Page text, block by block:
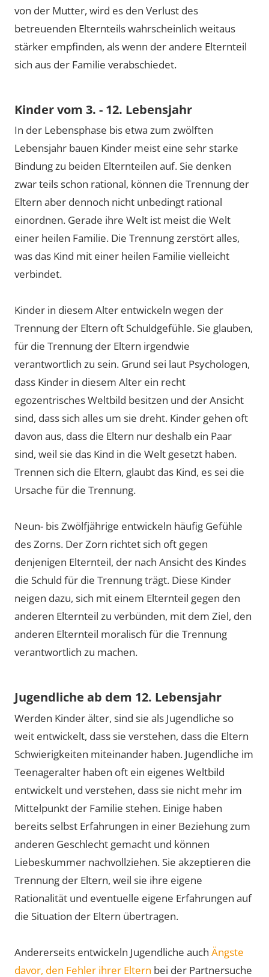
von der Mutter, wird es den Verlust des
betreuenden Elternteils wahrscheinlich weitaus
stärker empfinden, als wenn der andere Elternteil
sich aus der Familie verabschiedet.
Kinder vom 3. - 12. Lebensjahr
In der Lebensphase bis etwa zum zwölften
Lebensjahr bauen Kinder meist eine sehr starke
Bindung zu beiden Elternteilen auf. Sie denken
zwar teils schon rational, können die Trennung der
Eltern aber dennoch nicht unbedingt rational
einordnen. Gerade ihre Welt ist meist die Welt
einer heilen Familie. Die Trennung zerstört alles,
was das Kind mit einer heilen Familie vielleicht
verbindet.
Kinder in diesem Alter entwickeln wegen der
Trennung der Eltern oft Schuldgefühle. Sie glauben,
für die Trennung der Eltern irgendwie
verantwortlich zu sein. Grund sei laut Psychologen,
dass Kinder in diesem Alter ein recht
egozentrisches Weltbild besitzen und der Ansicht
sind, dass sich alles um sie dreht. Kinder gehen oft
davon aus, dass die Eltern nur deshalb ein Paar
sind, weil sie das Kind in die Welt gesetzt haben.
Trennen sich die Eltern, glaubt das Kind, es sei die
Ursache für die Trennung.
Neun- bis Zwölfjährige entwickeln häufig Gefühle
des Zorns. Der Zorn richtet sich oft gegen
denjenigen Elternteil, der nach Ansicht des Kindes
die Schuld für die Trennung trägt. Diese Kinder
neigen dazu, sich mit einem Elternteil gegen den
anderen Elternteil zu verbünden, mit dem Ziel, den
anderen Elternteil moralisch für die Trennung
verantwortlich zu machen.
Jugendliche ab dem 12. Lebensjahr
Werden Kinder älter, sind sie als Jugendliche so
weit entwickelt, dass sie verstehen, dass die Eltern
Schwierigkeiten miteinander haben. Jugendliche im
Teenageralter haben oft ein eigenes Weltbild
entwickelt und verstehen, dass sie nicht mehr im
Mittelpunkt der Familie stehen. Einige haben
bereits selbst Erfahrungen in einer Beziehung zum
anderen Geschlecht gemacht und können
Liebeskummer nachvollziehen. Sie akzeptieren die
Trennung der Eltern, weil sie ihre eigene
Rationalität und eventuelle eigene Erfahrungen auf
die Situation der Eltern übertragen.
Andererseits entwickeln Jugendliche auch Ängste
davor, den Fehler ihrer Eltern bei der Partnersuche